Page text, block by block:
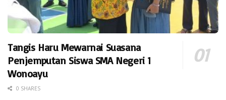
Tangis Haru Mewarnai Suasana
Penjemputan Siswa SMA Negeri 1
Wonoayu
0 SHARES